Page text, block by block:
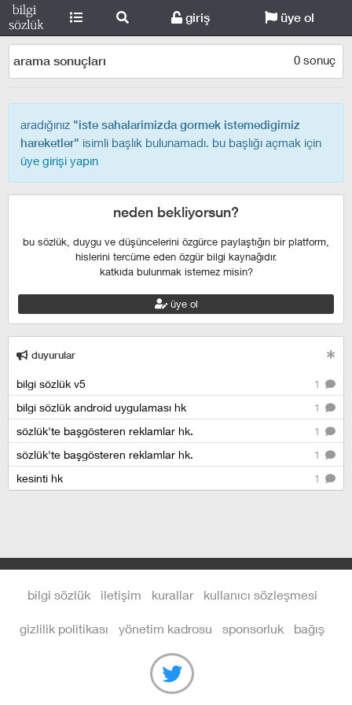
giriş üye ol
0 sonuç
arama sonuçları
aradığınız "iste sahalarimizda gormek istemedigimiz
hareketler" isimli başlık bulunamadı. bu başlığı açmak için
üye girişi yapın
neden bekliyorsun?
bu sözlük, duygu ve düşüncelerini özgürce paylaştığın bir platform,
hislerini tercüme eden özgür bilgi kaynağıdır.
katkıda bulunmak istemez misin?
üye ol
duyurular
1
bilgi sözlük v5
1
bilgi sözlük android uygulaması hk
1
sözlük'te başgösteren reklamlar hk.
1
sözlük'te başgösteren reklamlar hk.
1
kesinti hk
bilgi sözlük iletişim kurallar kullanıcı sözleşmesi
gizlilik politikası yönetim kadrosu sponsorluk bağış